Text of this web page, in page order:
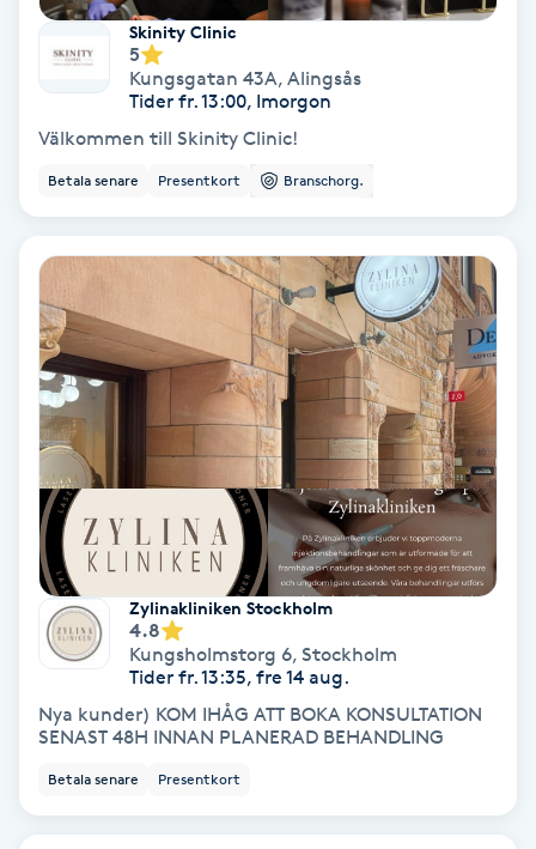
Sockring
Spa
Spa manikyr & pedikyr
Spa-manikyr
Spa-pedikyr
Spraytan
Stylist
Sugaring
Svensk massage
Svettbehandling
Tuina-massage
Taktil massage
Skinity Clinic
5
Kungsgatan 43A, Alingsås
Tider fr. 13:00, Imorgon
Välkommen till Skinity Clinic!
Betala senare Presentkort Branschorg.
Zylinakliniken Stockholm
4.8
Kungsholmstorg 6, Stockholm
Tider fr. 13:35, fre 14 aug.
Nya kunder) KOM IHÅG ATT BOKA KONSULTATION
SENAST 48H INNAN PLANERAD BEHANDLING
Betala senare Presentkort